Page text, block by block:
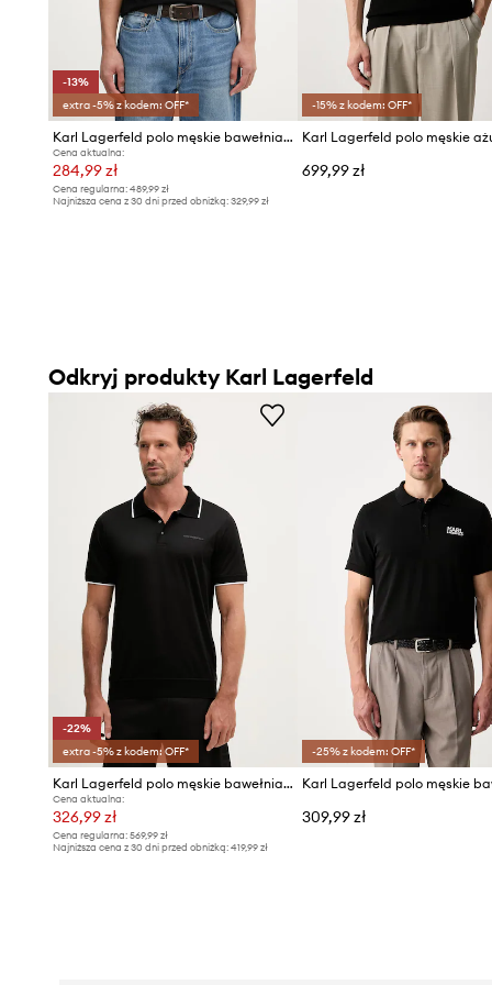
-13%
extra -5% z kodem: OFF*
Karl Lagerfeld polo męskie bawełniane z elastanem
Cena aktualna:
284,99 zł
Cena regularna: 489,99 zł
Najniższa cena z 30 dni przed obniżką: 329,99 zł
-15% z kodem: OFF*
Karl Lagerfeld polo męskie
699,99 zł
Odkryj produkty Karl Lagerfeld
-22%
extra -5% z kodem: OFF*
Karl Lagerfeld polo męskie bawełniane
Cena aktualna:
326,99 zł
Cena regularna: 569,99 zł
Najniższa cena z 30 dni przed obniżką: 419,99 zł
-25% z kodem: OFF*
309,99 zł